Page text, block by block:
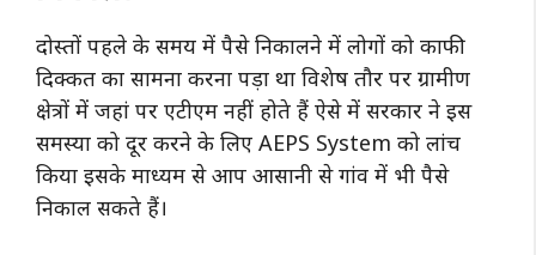
दोस्तों पहले के समय में पैसे निकालने में लोगों को काफी
दिक्कत का सामना करना पड़ा था विशेष तौर पर ग्रामीण
क्षेत्रों में जहां पर एटीएम नहीं होते हैं ऐसे में सरकार ने इस
समस्या को दूर करने के लिए AEPS System को लांच
किया इसके माध्यम से आप आसानी से गांव में भी पैसे
निकाल सकते हैं।